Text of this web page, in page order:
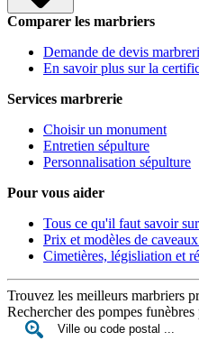
Comparer les marbriers
Demande de devis
En savoir plus sur la
Services marbrerie
Choisir un monument
Entretien sépulture
Personnalisation sépulture
Pour vous aider
Tous ce qu'il faut savoir
Prix et modèles de
Cimetières, législiation et
Trouvez les meilleurs marbriers
Rechercher des pompes